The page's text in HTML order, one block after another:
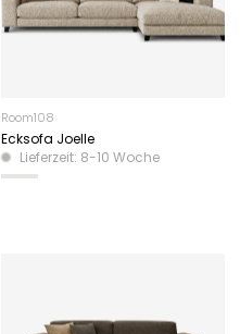
Room108
Ecksofa Joelle
Lieferzeit: 8-10 Woche